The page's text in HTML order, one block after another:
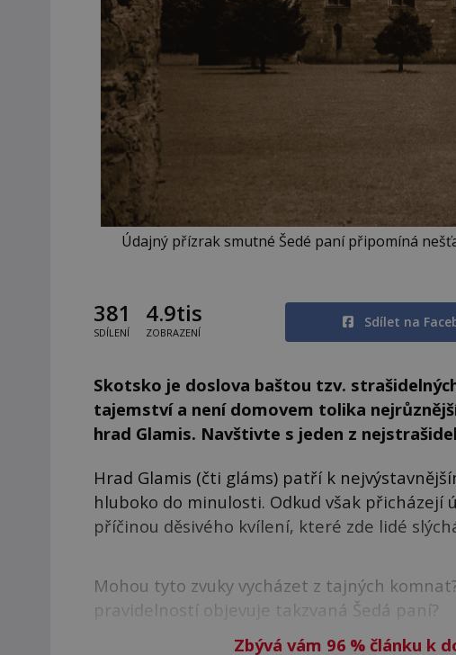
Údajný přízrak smutné Šedé paní připomíná
381
SDÍLENÍ
4.9tis
ZOBRAZENÍ
Sdílet na
Skotsko je doslova baštou tzv.
tajemství a není domovem tolika
hrad Glamis. Navštivte s jeden z
Hrad Glamis (čti gláms) patří k
hluboko do minulosti. Odkud však přicházejí
příčinou děsivého kvílení, které zde lidé
Mohou tyto zvuky vycházet z tajných
pravidelností objevuje takzvaná Šedá paní?
Zbývá vám 96 %článku k